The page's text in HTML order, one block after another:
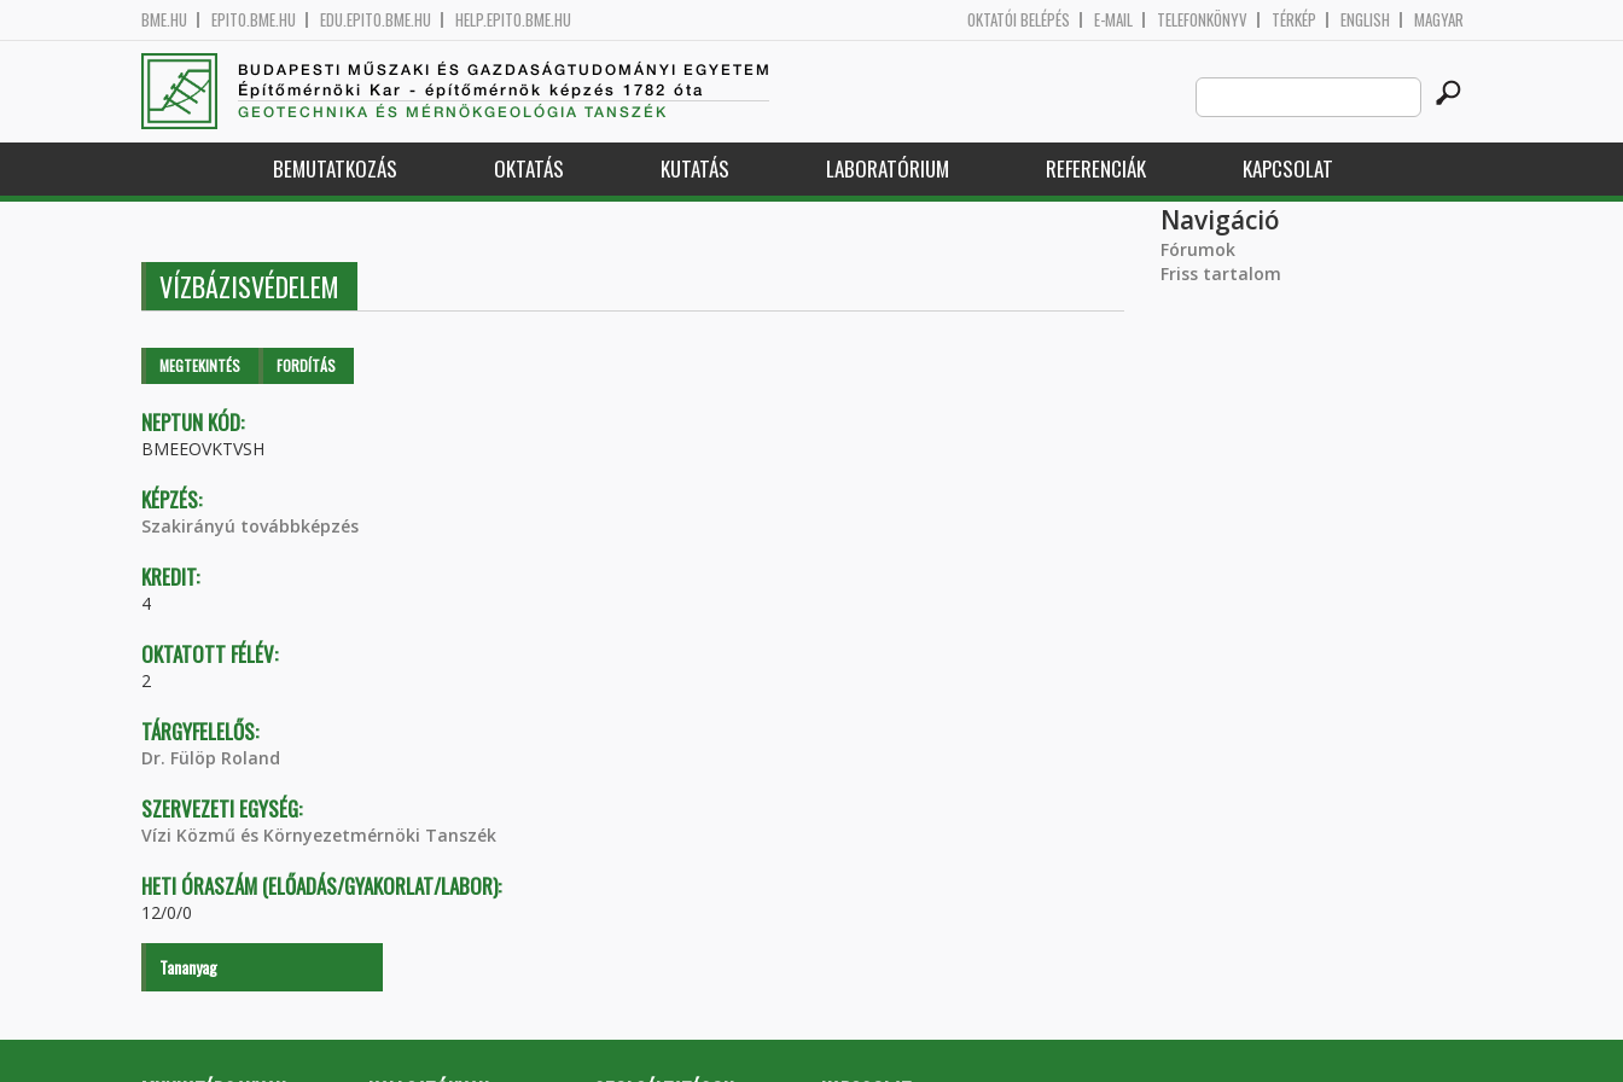
BME.HU EPITO.BME.HU EDU.EPITO.BME.HU HELP.EPITO.BME.HU OKTATÓI BELÉPÉS E-MAIL TELEFONKÖNYV TÉRKÉP ENGLISH MAGYAR
BUDAPESTI MŰSZAKI ÉS GAZDASÁGTUDOMÁNYI EGYETEM
Építőmérnöki Kar - építőmérnök képzés 1782 óta
GEOTECHNIKA ÉS MÉRNÖKGEOLÓGIA TANSZÉK
Search
this
site
BEMUTATKOZÁS OKTATÁS KUTATÁS LABORATÓRIUM REFERENCIÁK KAPCSOLAT
VÍZBÁZISVÉDELEM
Elsődleges fülek
MEGTEKINTÉS (AKTÍVFORDÍTÁS
NEPTUN KÓD:
BMEEOVKTVSH
KÉPZÉS:
Szakirányú továbbképzés
KREDIT:
4
OKTATOTT FÉLÉV:
2
TÁRGYFELELŐS:
Dr. Fülöp Roland
SZERVEZETI EGYSÉG:
Vízi Közmű és Környezetmérnöki Tanszék
HETI ÓRASZÁM (ELŐADÁS/GYAKORLAT/LABOR):
12/0/0
Tananyag
Navigáció
Fórumok
Friss tartalom